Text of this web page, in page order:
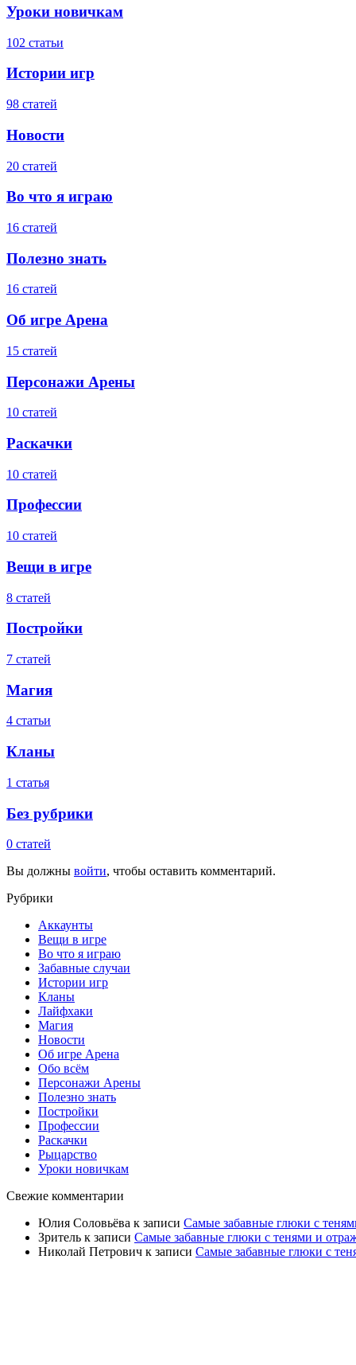
Уроки новичкам
102 статьи
Истории игр
98 статей
Новости
20 статей
Во что я играю
16 статей
Полезно знать
16 статей
Об игре Арена
15 статей
Персонажи Арены
10 статей
Раскачки
10 статей
Профессии
10 статей
Вещи в игре
8 статей
Постройки
7 статей
Магия
4 статьи
Кланы
1 статья
Без рубрики
0 статей
Вы должны войти, чтобы оставить комментарий.
Рубрики
Аккаунты
Вещи в игре
Во что я играю
Забавные случаи
Истории игр
Кланы
Лайфхаки
Магия
Новости
Об игре Арена
Обо всём
Персонажи Арены
Полезно знать
Постройки
Профессии
Раскачки
Рыцарство
Уроки новичкам
Свежие комментарии
Юлия Соловьёва к записи Самые забавные глюки с
Зритель к записи Самые забавные глюки с тенями и
Николай Петрович к записи Самые забавные глюки с